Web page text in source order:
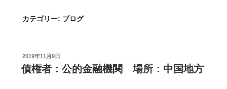
カテゴリー: ブログ
投
稿
日:
2019年11月9日
債権者：公的金融機関 場所：中国地方